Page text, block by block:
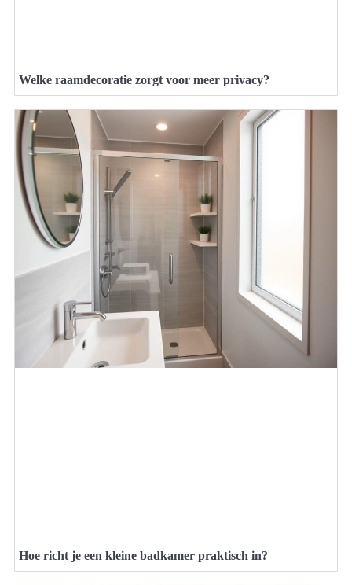
Welke raamdecoratie zorgt voor meer privacy?
Hoe richt je een kleine badkamer praktisch in?